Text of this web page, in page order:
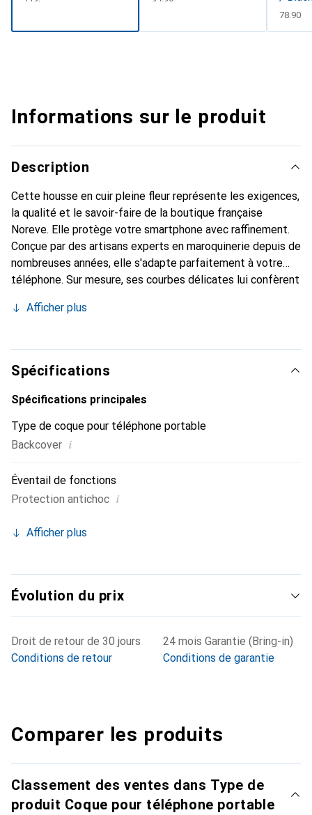
CHF
78.90
Informations sur le produit
Description
Cette housse en cuir pleine fleur représente les exigences,
la qualité et le savoir-faire de la boutique française
Noreve. Elle protège votre smartphone avec raffinement.
Conçue par des artisans experts en maroquinerie depuis de
nombreuses années, elle s'adapte parfaitement à votre
téléphone. Sur mesure, ses courbes délicates lui confèrent
et indispensable pour votre smartphone. Reconnaître
marque Noreve est un choix sûr pour une clientèle
exigeante.
Afficher plus
Spécifications
Spécifications principales
Type de coque pour téléphone portable
Backcover i
Éventail de fonctions
Protection antichoc i
Afficher plus
Évolution du prix
Droit de retour de 30 jours
Conditions de retour
24 mois Garantie (Bring-in)
Conditions de garantie
Comparer les produits
Classement des ventes dans Type de
produit Coque pour téléphone portable